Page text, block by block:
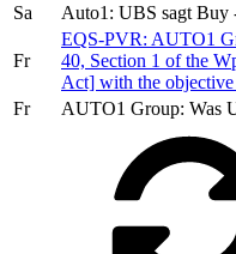
Sa
Auto1: UBS sagt Buy
Fr
EQS-PVR: AUTO1
40, Section 1 of the
Act] with the
Fr
AUTO1 Group: Was